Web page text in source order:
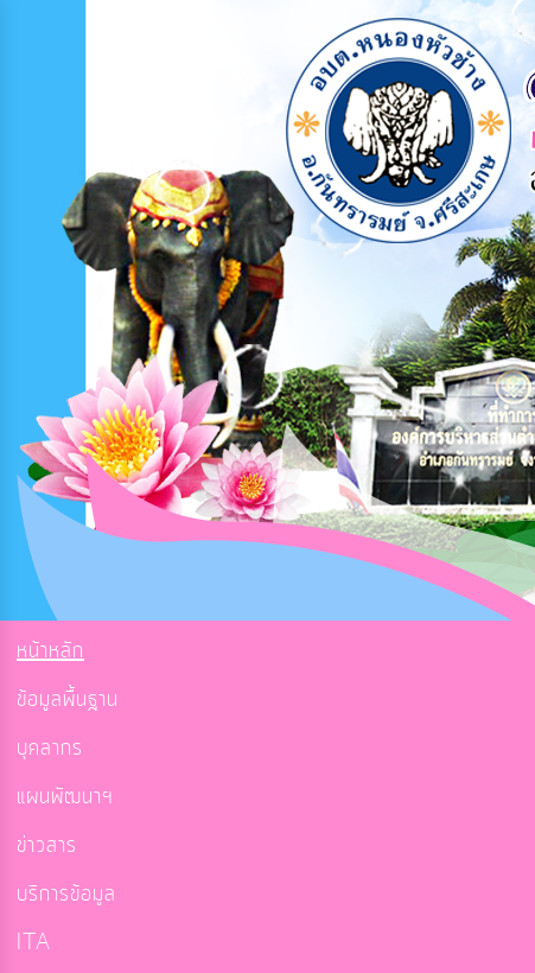
หน้าหลัก
ข้อมูลพื้นฐาน
บุคลากร
แผนพัฒนาฯ
ข่าวสาร
บริการข้อมูล
ITA